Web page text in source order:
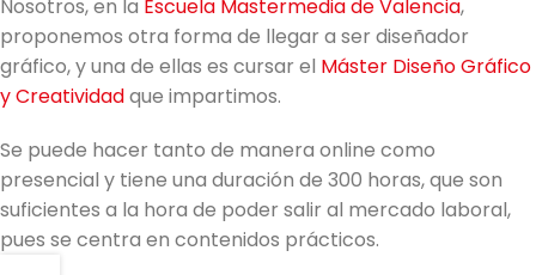
Nosotros, en la Escuela Mastermedia de Valencia,
proponemos otra forma de llegar a ser diseñador
gráfico, y una de ellas es cursar el Máster Diseño Gráfico
y Creatividadque impartimos.
Se puede hacer tanto de manera online como
presencial y tiene una duración de 300 horas, que son
suficientes a la hora de poder salir al mercado laboral,
pues se centra en contenidos prácticos.